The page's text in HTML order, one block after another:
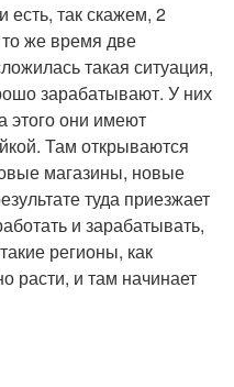
так скажем, 2
же время две
такая ситуация,
зарабатывают. У них
этого они имеют
Там открываются
магазины, новые
туда приезжает
и зарабатывать,
регионы, как
расти, и там начинает